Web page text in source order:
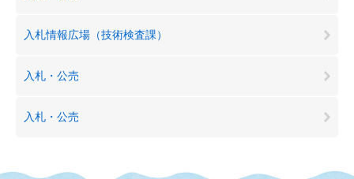
入札情報広場（技術検査課）
入札・公売
入札・公売